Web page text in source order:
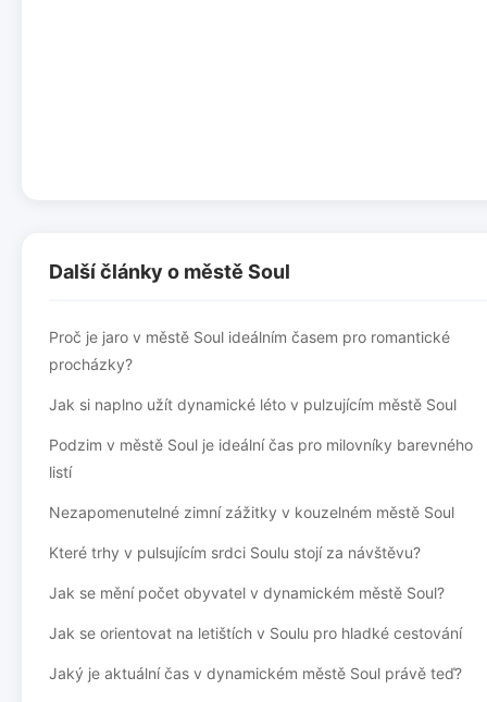
Další články o městě Soul
Proč je jaro v městě Soul ideálním časem pro romantické
procházky?
Jak si naplno užít dynamické léto v pulzujícím městě Soul
Podzim v městě Soul je ideální čas pro milovníky barevného
listí
Nezapomenutelné zimní zážitky v kouzelném městě Soul
Které trhy v pulsujícím srdci Soulu stojí za návštěvu?
Jak se mění počet obyvatel v dynamickém městě Soul?
Jak se orientovat na letištích v Soulu pro hladké cestování
Jaký je aktuální čas v dynamickém městě Soul právě teď?